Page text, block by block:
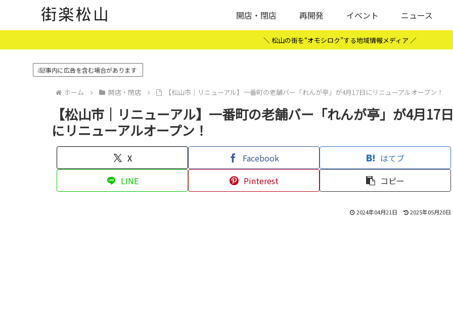
開店・閉店 再開発 イベント ニュース
＼ 松山の街を“オモシロク”する地域情報メディア ／
記事内に広告を含む場合があります
ホーム 開店・閉店 【松山市｜リニューアル】一番町の老舗バー「れんが亭」が4月17日にリニューアルオープン！
【松山市｜リニューアル】一番町の老舗バー「れんが亭」が4月17日
にリニューアルオープン！
X Facebook
はてブ
LINE
Pinterest コピー
2024年04月21日 2025年05月20日